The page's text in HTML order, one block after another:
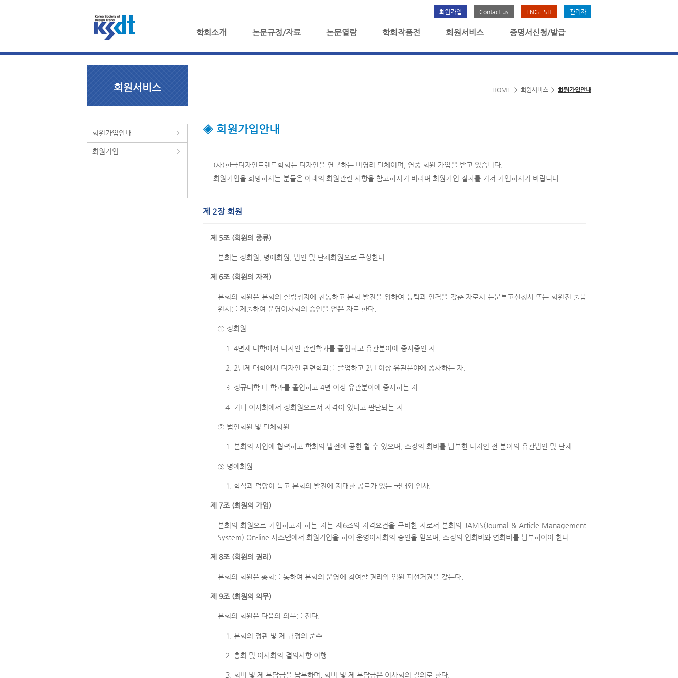
회원가입 Contact us ENGLISH 관리자
학회소개 논문규정/자료 논문열람 학회작품전 회원서비스 증명서신청/발급
회원서비스
회원가입안내
회원가입
HOME > 회원서비스 > 회원가입안내
◈ 회원가입안내
(사)한국디자인트렌드학회는 디자인을 연구하는 비영리 단체이며, 연중 회원 가입을 받고 있습니다.
회원가입을 희망하시는 분들은 아래의 회원관련 사항을 참고하시기 바라며 회원가입 절차를 거쳐 가입하시기 바랍니다.
제 2장 회원
제 5조 (회원의 종류)
본회는 정회원, 명예회원, 법인 및 단체회원으로 구성한다.
제 6조 (회원의 자격)
본회의 회원은 본회의 설립취지에 찬동하고 본회 발전을 위하여 능력과 인격을 갖춘 자로서 논문투고신청서 또는 회원전 출품
원서를 제출하여 운영이사회의 승인을 얻은 자로 한다.
① 정회원
1. 4년제 대학에서 디자인 관련학과를 졸업하고 유관분야에 종사중인 자.
2. 2년제 대학에서 디자인 관련학과를 졸업하고 2년 이상 유관분야에 종사하는 자.
3. 정규대학 타 학과를 졸업하고 4년 이상 유관분야에 종사하는 자.
4. 기타 이사회에서 정회원으로서 자격이 있다고 판단되는 자.
② 법인회원 및 단체회원
1. 본회의 사업에 협력하고 학회의 발전에 공헌 할 수 있으며, 소정의 회비를 납부한 디자인 전 분야의 유관법인 및 단체
③ 명예회원
1. 학식과 덕망이 높고 본회의 발전에 지대한 공로가 있는 국내외 인사.
제 7조 (회원의 가입)
본회의 회원으로 가입하고자 하는 자는 제6조의 자격요건을 구비한 자로서 본회의 JAMS(Journal & Article Management
System) On-line 시스템에서 회원가입을 하여 운영이사회의 승인을 얻으며, 소정의 입회비와 연회비를 납부하여야 한다.
제 8조 (회원의 권리)
본회의 회원은 총회를 통하여 본회의 운영에 참여할 권리와 임원 피선거권을 갖는다.
제 9조 (회원의 의무)
본회의 회원은 다음의 의무를 진다.
1. 본회의 정관 및 제 규정의 준수
2. 총회 및 이사회의 결의사항 이행
3. 회비 및 제 부담금을 납부하며, 회비 및 제 부담금은 이사회의 결의로 한다.